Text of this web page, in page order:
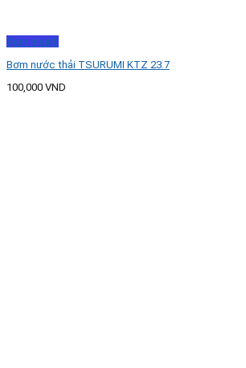
Xem nhanh
Bơm nước thải TSURUMI KTZ 23.7
100,000 VND